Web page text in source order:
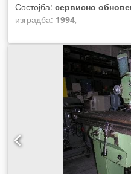
Состојба: сервисно
изградба: 1994,